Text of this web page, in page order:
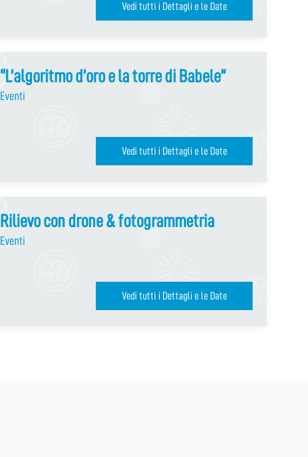
Vedi tutti i Dettagli e le Date
“L’algoritmo d’oro e la torre di Babele”
Eventi
Vedi tutti i Dettagli e le Date
Rilievo con drone & fotogrammetria
Eventi
Vedi tutti i Dettagli e le Date